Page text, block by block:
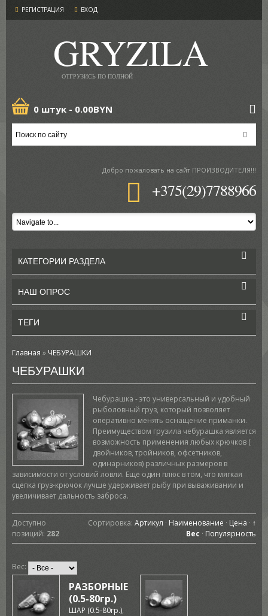
РЕГИСТРАЦИЯ ВХОД
GRYZILA
ОТГРУЗИСЬ ПО ПОЛНОЙ
0 штук - 0.00BYN
Добро пожаловать на сайт ПРОИЗВОДИТЕЛЯ!!!
+375(29)7788966
КАТЕГОРИИ РАЗДЕЛА
НАШ ОПРОС
ТЕГИ
Главная » ЧЕБУРАШКИ
ЧЕБУРАШКИ
Чебурашка - это универсальный и удобный
рыболовный груз, который позволяет
оперативно менять оснащение приманки.
Преимуществом грузила чебурашка является
возможность применения любых крючков (
двойников, тройников, офсетников,
одинарников) различных размеров в
зависимости от условий ловли. Еще один плюс в том, что мягкая
сцепка груз-крючок лучше удерживает рыбу при вываживании и
увеличивает дальность заброса.
Доступно
позиций: 282
Сортировка: Артикул · Наименование · Цена · ↑
Вес · Популярность
Вес:
РАЗБОРНЫЕ
(0.5-80гр.)
ШАР (0.5-80гр.),